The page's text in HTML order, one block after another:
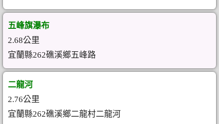
五峰旗瀑布
2.68公里
宜蘭縣262礁溪鄉五峰路
二龍河
2.76公里
宜蘭縣262礁溪鄉二龍村二龍河